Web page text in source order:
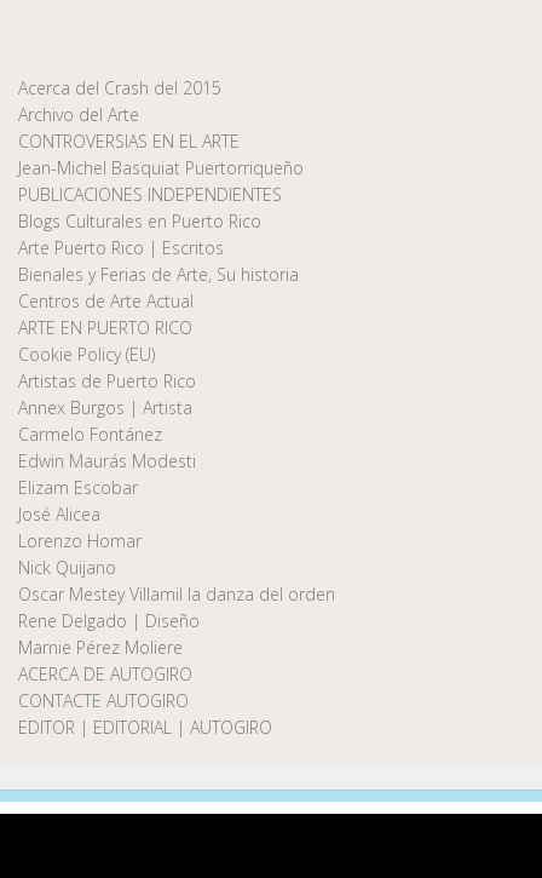
Acerca del Crash del 2015
Archivo del Arte
CONTROVERSIAS EN EL ARTE
Jean-Michel Basquiat Puertorriqueño
PUBLICACIONES INDEPENDIENTES
Blogs Culturales en Puerto Rico
Arte Puerto Rico | Escritos
Bienales y Ferias de Arte, Su historia
Centros de Arte Actual
ARTE EN PUERTO RICO
Cookie Policy (EU)
Artistas de Puerto Rico
Annex Burgos | Artista
Carmelo Fontánez
Edwin Maurás Modesti
Elizam Escobar
José Alicea
Lorenzo Homar
Nick Quijano
Oscar Mestey Villamil la danza del orden
Rene Delgado | Diseño
Marnie Pérez Moliere
ACERCA DE AUTOGIRO
CONTACTE AUTOGIRO
EDITOR | EDITORIAL | AUTOGIRO